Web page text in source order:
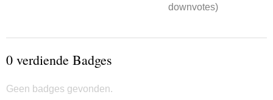
downvotes)
0 verdiende Badges
Geen badges gevonden.